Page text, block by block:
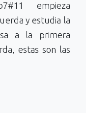
empieza
y estudia la
a la primera
estas son las